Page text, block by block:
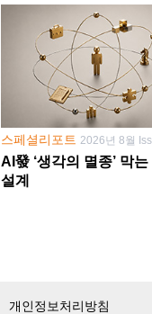
스페셜리포트 2026년 8월
AI發 ‘생각의 멸종’ 막는
설계
개인정보처리방침